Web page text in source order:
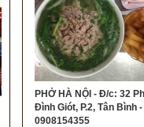
PHỞ HÀ NỘI - Đ/c: 32
Đình Giót, P.2, Tân Bình -
0908154355